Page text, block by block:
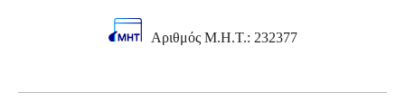
Αριθμός Μ.Η.Τ.: 232377